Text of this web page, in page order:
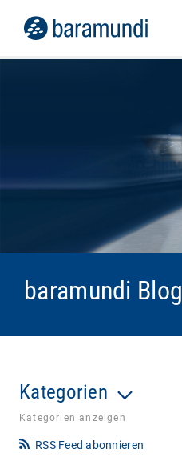
baramundi Blog
Kategorien
Kategorien anzeigen
RSS Feed abonnieren